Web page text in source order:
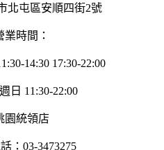
北屯區安順四街2號
業時間：
14:30 17:30-22:00
日 11:30-22:00
園統領店
：03-3473275